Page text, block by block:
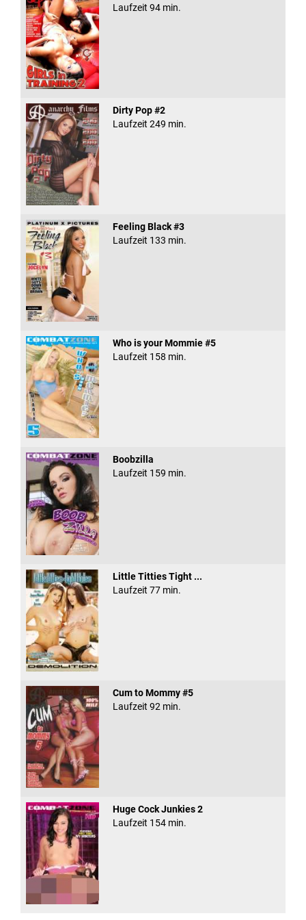
Laufzeit 94 min.
Dirty Pop #2
Laufzeit 249 min.
Feeling Black #3
Laufzeit 133 min.
Who is your Mommie #5
Laufzeit 158 min.
Boobzilla
Laufzeit 159 min.
Little Titties Tight ...
Laufzeit 77 min.
Cum to Mommy #5
Laufzeit 92 min.
Huge Cock Junkies 2
Laufzeit 154 min.